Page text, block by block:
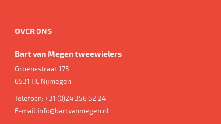
OVER ONS
Bart van Megen tweewielers
Groenestraat 175
6531 HE Nijmegen
Telefoon:+31 (0)24 356 52 24
E-mail: info@bartvanmegen.nl